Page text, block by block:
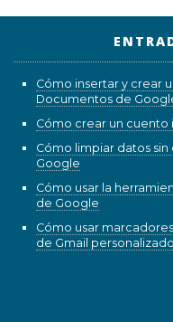
Cómo insertar y crear
Documentos de
Cómo crear un cuento
Cómo limpiar datos
Google
Cómo usar la
de Google
Cómo usar
de Gmail personalizado